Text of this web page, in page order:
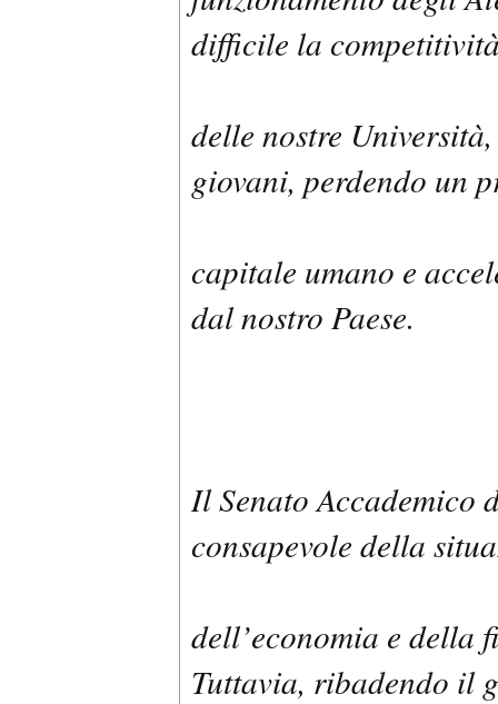
difficile la
delle nostre
giovani, perdendo un
capitale umano e
dal nostro Paese.
Il Senato Accademico
consapevole della
dell’economia e della
Tuttavia, ribadendo il